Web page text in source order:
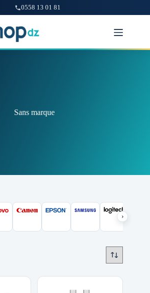
0558 13 01 81
Sans marque
›